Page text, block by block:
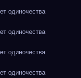
одиночества
одиночества
одиночества
одиночества